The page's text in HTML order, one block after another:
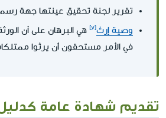
تقرير لجنة تحقيق عينتها جهة
وصية إرث
هي البرهان على أن
في الأمر مستحقون أن يرثوا
تقديم شهادة عامة كدليل